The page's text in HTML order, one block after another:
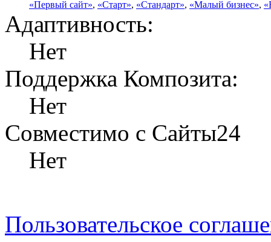
«Первый сайт», «Старт», «Стандарт», «Малый бизнес»,
Адаптивность:
Нет
Поддержка Композита:
Нет
Совместимо с Сайты24
Нет
Пользовательское